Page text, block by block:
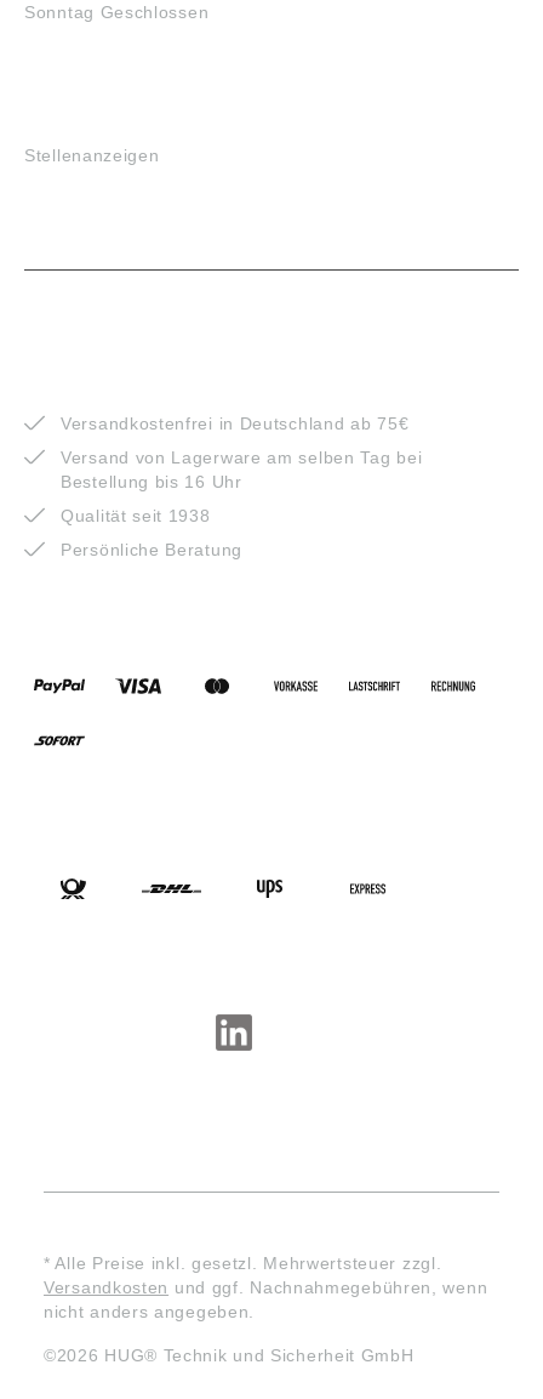
Sonntag Geschlossen
Stellenanzeigen
Versandkostenfrei in Deutschland ab 75€
Versand von Lagerware am selben Tag bei
Bestellung bis 16 Uhr
Qualität seit 1938
Persönliche Beratung
* Alle Preise inkl. gesetzl. Mehrwertsteuer zzgl.
Versandkosten und ggf. Nachnahmegebühren, wenn
nicht anders angegeben.
©2026 HUG® Technik und Sicherheit GmbH